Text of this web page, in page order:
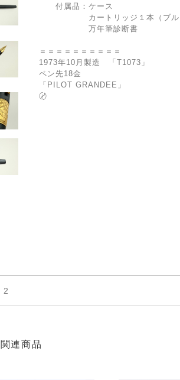
付属品：ケース
カートリッジ１本（ブルー
万年筆診断書
＝＝＝＝＝＝＝＝＝＝
1973年10月製造 「T1073」
ペン先18金
「PILOT GRANDEE」
〄
2
関連商品